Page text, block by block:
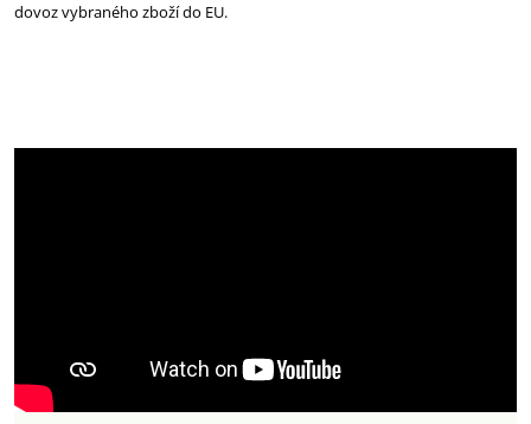
dovoz vybraného zboží do EU.